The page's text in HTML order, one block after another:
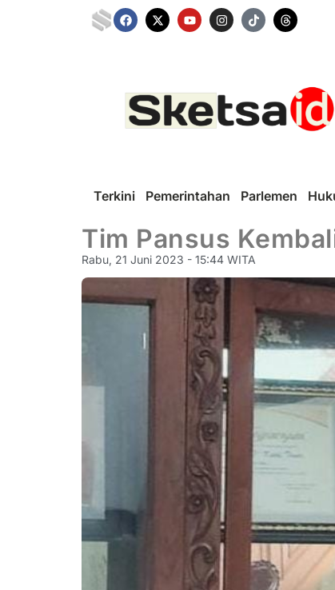
Terkini Pemerintahan Parlemen
Tim Pansus
Rabu, 21 Juni 2023 - 15:44 WITA